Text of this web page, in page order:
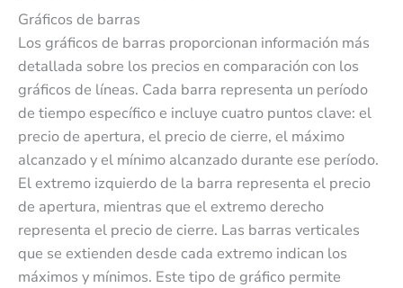
Gráficos de barras
Los gráficos de barras proporcionan información más
detallada sobre los precios en comparación con los
gráficos de líneas. Cada barra representa un período
de tiempo específico e incluye cuatro puntos clave: el
precio de apertura, el precio de cierre, el máximo
alcanzado y el mínimo alcanzado durante ese período.
El extremo izquierdo de la barra representa el precio
de apertura, mientras que el extremo derecho
representa el precio de cierre. Las barras verticales
que se extienden desde cada extremo indican los
máximos y mínimos. Este tipo de gráfico permite